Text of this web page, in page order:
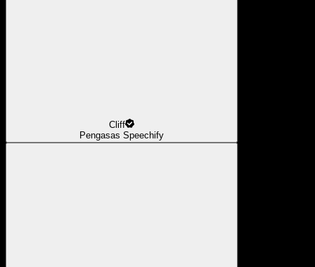
Cliff
Pengasas Speechify